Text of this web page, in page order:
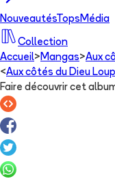
NouveautésTops Média
Collection
Accueil> Mangas>Aux
<Aux côtés du Dieu Loup
Faire découvrir cet